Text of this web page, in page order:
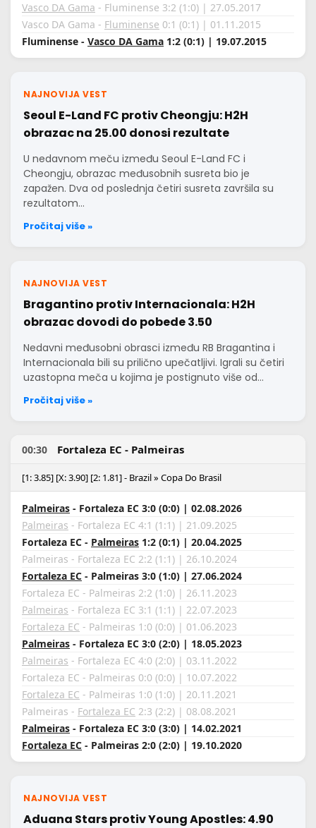
Vasco DA Gama - Fluminense 3:2 (1:0) | 27.05.2017
Vasco DA Gama - Fluminense 0:1 (0:1) | 01.11.2015
Fluminense - Vasco DA Gama 1:2 (0:1) | 19.07.2015
NAJNOVIJA VEST
Seoul E-Land FC protiv Cheongju: H2H
obrazac na 25.00 donosi rezultate
U nedavnom meču između Seoul E-Land FC i
Cheongju, obrazac međusobnih susreta bio je
zapažen. Dva od poslednja četiri susreta završila su
rezultatom…
Pročitaj više »
NAJNOVIJA VEST
Bragantino protiv Internacionala: H2H
obrazac dovodi do pobede 3.50
Nedavni međusobni obrasci između RB Bragantina i
Internacionala bili su prilično upečatljivi. Igrali su četiri
uzastopna meča u kojima je postignuto više od…
Pročitaj više »
00:30 Fortaleza EC - Palmeiras
[1: 3.85] [X: 3.90] [2: 1.81] - Brazil » Copa Do Brasil
Palmeiras - Fortaleza EC 3:0 (0:0) | 02.08.2026
Palmeiras - Fortaleza EC 4:1 (1:1) | 21.09.2025
Fortaleza EC - Palmeiras 1:2 (0:1) | 20.04.2025
Palmeiras - Fortaleza EC 2:2 (1:1) | 26.10.2024
Fortaleza EC - Palmeiras 3:0 (1:0) | 27.06.2024
Fortaleza EC - Palmeiras 2:2 (1:0) | 26.11.2023
Palmeiras - Fortaleza EC 3:1 (1:1) | 22.07.2023
Fortaleza EC - Palmeiras 1:0 (0:0) | 01.06.2023
Palmeiras - Fortaleza EC 3:0 (2:0) | 18.05.2023
Palmeiras - Fortaleza EC 4:0 (2:0) | 03.11.2022
Fortaleza EC - Palmeiras 0:0 (0:0) | 10.07.2022
Fortaleza EC - Palmeiras 1:0 (1:0) | 20.11.2021
Palmeiras - Fortaleza EC 2:3 (2:2) | 08.08.2021
Palmeiras - Fortaleza EC 3:0 (3:0) | 14.02.2021
Fortaleza EC - Palmeiras 2:0 (2:0) | 19.10.2020
NAJNOVIJA VEST
Aduana Stars protiv Young Apostles: 4.90